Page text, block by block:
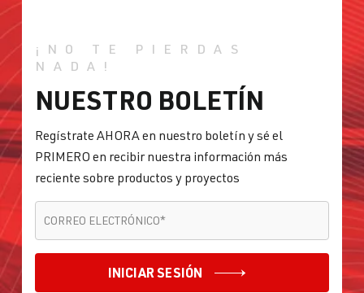
¡NO TE PIERDAS
NADA!
NUESTRO BOLETÍN
Regístrate AHORA en nuestro boletín y sé el
PRIMERO en recibir nuestra información más
reciente sobre productos y proyectos
CORREO ELECTRÓNICO*
INICIAR SESIÓN